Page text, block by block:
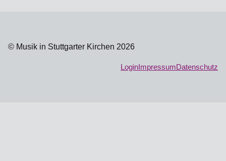
© Musik in Stuttgarter Kirchen 2026
LoginImpressumDatenschutz